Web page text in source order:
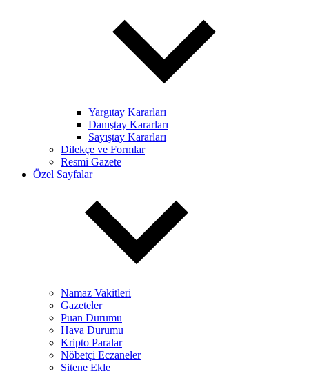
Yargıtay Kararları
Danıştay Kararları
Sayıştay Kararları
Dilekçe ve Formlar
Resmi Gazete
Özel Sayfalar
Namaz Vakitleri
Gazeteler
Puan Durumu
Hava Durumu
Kripto Paralar
Nöbetçi Eczaneler
Sitene Ekle